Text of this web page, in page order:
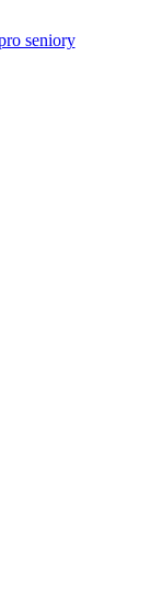
seniory